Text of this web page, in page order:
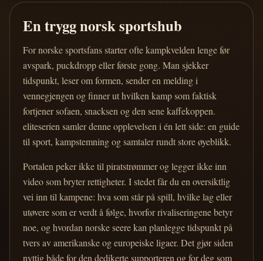
En trygg norsk sportshub
For norske sportsfans starter ofte kampkvelden lenge før
avspark, puckdropp eller første gong. Man sjekker
tidspunkt, leser om formen, sender en melding i
vennegjengen og finner ut hvilken kamp som faktisk
fortjener sofaen, snacksen og den sene kaffekoppen.
eliteserien samler denne opplevelsen i én lett side: en guide
til sport, kampstemning og samtaler rundt store øyeblikk.
Portalen peker ikke til piratstrømmer og legger ikke inn
video som bryter rettigheter. I stedet får du en oversiktlig
vei inn til kampene: hva som står på spill, hvilke lag eller
utøvere som er verdt å følge, hvorfor rivaliseringene betyr
noe, og hvordan norske seere kan planlegge tidspunkt på
tvers av amerikanske og europeiske ligaer. Det gjør siden
nyttig både for den dedikerte supporteren og for deg som